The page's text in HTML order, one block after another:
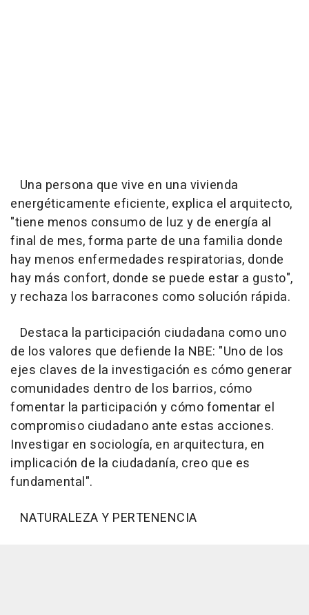
Una persona que vive en una vivienda
energéticamente eficiente, explica el arquitecto,
"tiene menos consumo de luz y de energía al
final de mes, forma parte de una familia donde
hay menos enfermedades respiratorias, donde
hay más confort, donde se puede estar a gusto",
y rechaza los barracones como solución rápida.
Destaca la participación ciudadana como uno
de los valores que defiende la NBE: "Uno de los
ejes claves de la investigación es cómo generar
comunidades dentro de los barrios, cómo
fomentar la participación y cómo fomentar el
compromiso ciudadano ante estas acciones.
Investigar en sociología, en arquitectura, en
implicación de la ciudadanía, creo que es
fundamental".
NATURALEZA Y PERTENENCIA